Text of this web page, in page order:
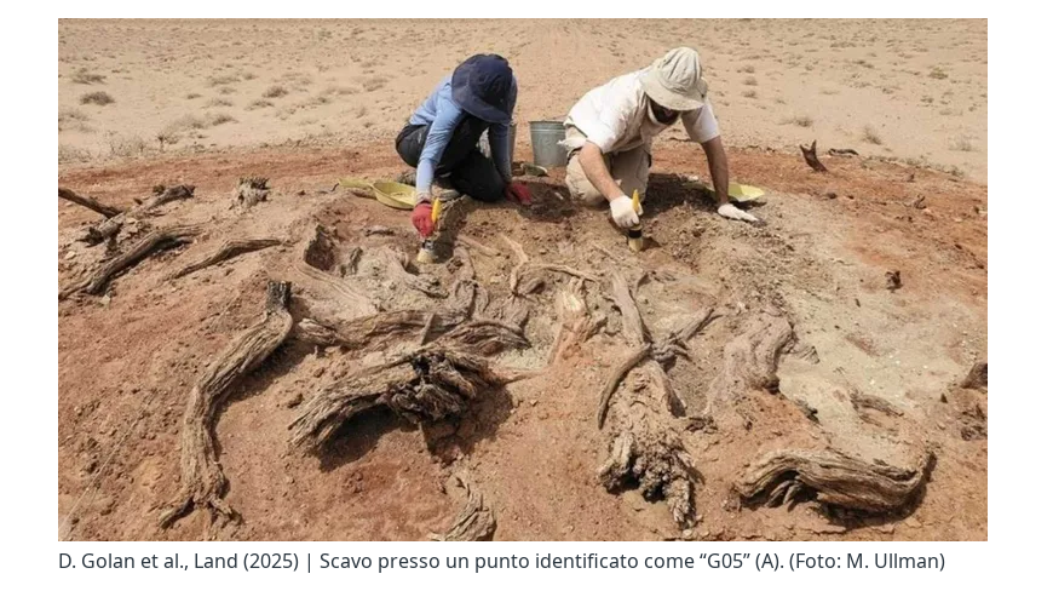
D. Golan et al., Land (2025) | Scavo presso un punto identificato come “G05” (A). (Foto: M. Ullman)